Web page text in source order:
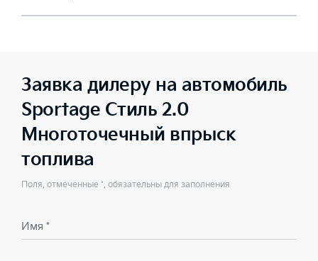
Заявка дилеру на автомобиль
Sportage Стиль 2.0
Многоточечный впрыск
топлива
Поля, отмеченные *, обязательны для заполнения
Имя *